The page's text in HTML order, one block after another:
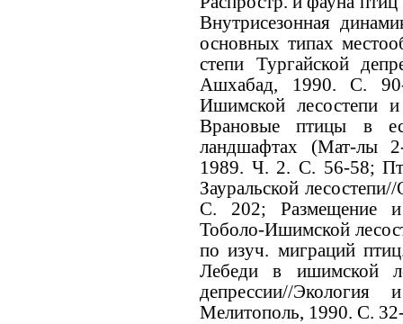
Внутрисезонная
основных типах
степи Тургайской
Ашхабад, 1990. С. 90-
Ишимской лесостепи и
Врановые птицы в
ландшафтах (Мат-лы
1989. Ч. 2. С. 56-58;
Зауральской
С. 202; Размещение
Тоболо-Ишимской
по изуч. миграций
Лебеди в ишимской
депрессии//
Мелитополь, 1990. С.